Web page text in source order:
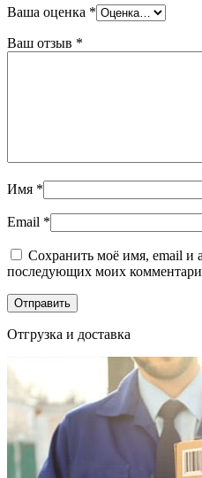
Ваша оценка *
Ваш отзыв *
Имя *
Email *
Сохранить моё имя, email и
последующих моих
Отгрузка и доставка